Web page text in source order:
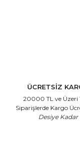
ÜCRETSİZ
20000 TL ve Üzeri
Siparişlerde Kargo
Desiye Kadar